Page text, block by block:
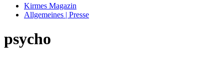
Kirmes Magazin
Allgemeines | Presse
psycho